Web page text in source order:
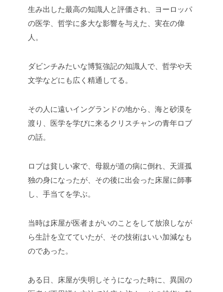
生み出した最高の知識人と評価され、ヨーロッパ
の医学、哲学に多大な影響を与えた、実在の偉
人。
ダビンチみたいな博覧強記の知識人で、哲学や天
文学などにも広く精通してる。
その人に遠いイングランドの地から、海と砂漠を
渡り、医学を学びに来るクリスチャンの青年ロブ
の話。
ロブは貧しい家で、母親が道の病に倒れ、天涯孤
独の身になったが、その後に出会った床屋に師事
し、手当てを学ぶ。
当時は床屋が医者まがいのことをして放浪しなが
ら生計を立てていたが、その技術はいい加減なも
のであった。
ある日、床屋が失明しそうになった時に、異国の